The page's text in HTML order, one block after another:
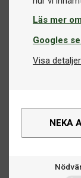
Läs mer
Googles
Visa detaljer
NEKA